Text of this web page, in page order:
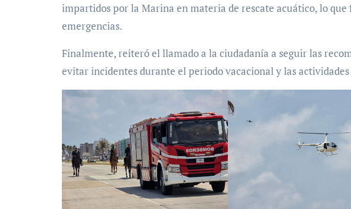
impartidos por la Marina en materia de rescate acuático, lo
emergencias.
Finalmente, reiteró el llamado a la ciudadanía a seguir las
evitar incidentes durante el periodo vacacional y las